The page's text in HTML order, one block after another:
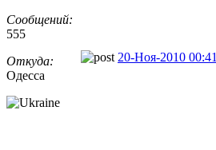
Сообщений:
555
Откуда:
Одесса
20-Ноя-2010 00:41